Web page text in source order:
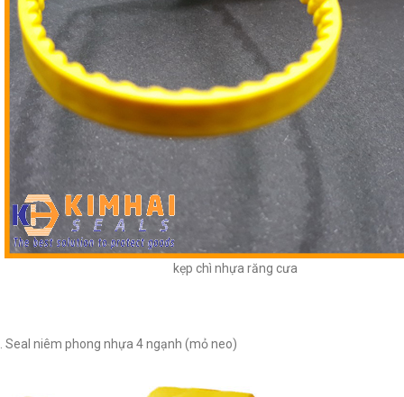
kẹp chì nhựa răng cưa
. Seal niêm phong nhựa 4 ngạnh (mỏ neo)